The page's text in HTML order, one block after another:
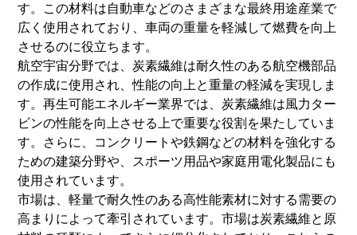
す。この材料は自動車などのさまざまな最終用途産業で
広く使用されており、車両の重量を軽減して燃費を向上
させるのに役立ちます。
航空宇宙分野では、炭素繊維は耐久性のある航空機部品
の作成に使用され、性能の向上と重量の軽減を実現しま
す。再生可能エネルギー業界では、炭素繊維は風力ター
ビンの性能を向上させる上で重要な役割を果たしていま
す。さらに、コンクリートや鉄鋼などの材料を強化する
ための建築分野や、スポーツ用品や家庭用電化製品にも
使用されています。
市場は、軽量で耐久性のある高性能素材に対する需要の
高まりによって牽引されています。市場は炭素繊維と原